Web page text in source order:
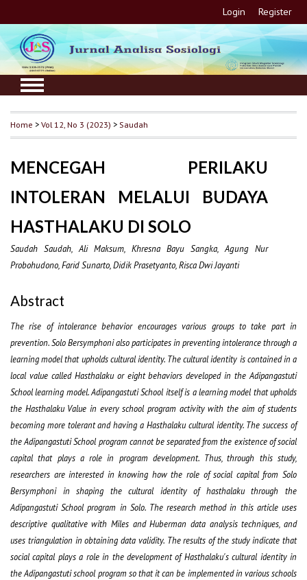
Login Register
Home >Vol 12, No 3 (2023) >Saudah
MENCEGAH PERILAKU
INTOLERAN MELALUI BUDAYA
HASTHALAKU DI SOLO
Saudah Saudah, Ali Maksum, Khresna Bayu Sangka, Agung Nur
Probohudono, Farid Sunarto, Didik Prasetyanto, Risca Dwi Jayanti
Abstract
The rise of intolerance behavior encourages various groups to take part in
prevention. Solo Bersymphoni also participates in preventing intolerance through a
learning model that upholds cultural identity. The cultural identity is contained in a
local value called Hasthalaku or eight behaviors developed in the Adipangastuti
School learning model. Adipangastuti School itself is a learning model that upholds
the Hasthalaku Value in every school program activity with the aim of students
becoming more tolerant and having a Hasthalaku cultural identity. The success of
the Adipangastuti School program cannot be separated from the existence of social
capital that plays a role in program development. Thus, through this study,
researchers are interested in knowing how the role of social capital from Solo
Bersymphoni in shaping the cultural identity of hasthalaku through the
Adipangastuti School program in Solo. The research method in this article uses
descriptive qualitative with Miles and Huberman data analysis techniques, and
uses triangulation in obtaining data validity. The results of the study indicate that
social capital plays a role in the development of Hasthalaku's cultural identity in
the Adipangastuti school program so that it can be implemented in various schools